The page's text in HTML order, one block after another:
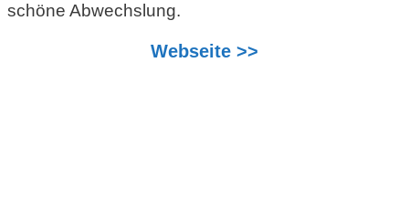
schöne Abwechslung.
Webseite >>